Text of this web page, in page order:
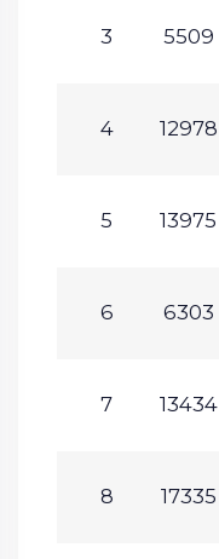
3 5509
4 12978
5 13975
6 6303
7 13434
8 17335